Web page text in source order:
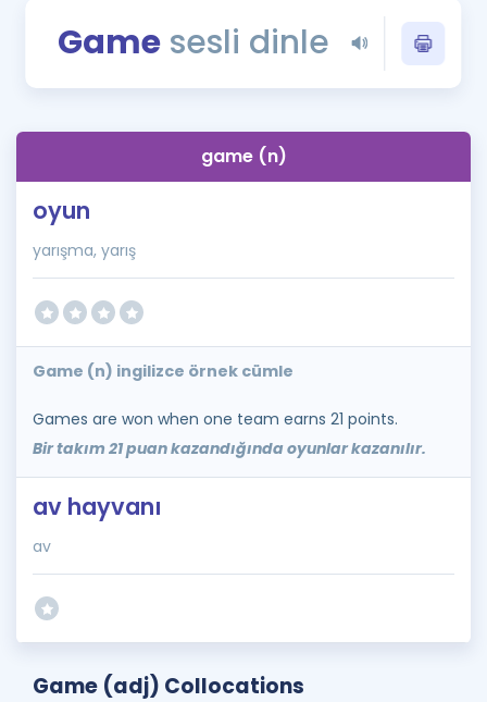
Blog
İngilizce Gramer
Game sesli dinle
game (n)
oyun
yarışma, yarış
Game (n) ingilizce örnek cümle
Games are won when one team earns 21 points.
Bir takım 21 puan kazandığında oyunlar kazanılır.
av hayvanı
av
Game (adj) Collocations